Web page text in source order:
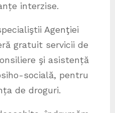
interzise.
Agenţiei
gratuit servicii de
şi asistență
socială, pentru
de droguri.